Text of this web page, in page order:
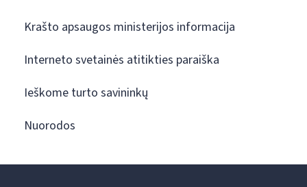
Krašto apsaugos ministerijos informacija
Interneto svetainės atitikties paraiška
Ieškome turto savininkų
Nuorodos